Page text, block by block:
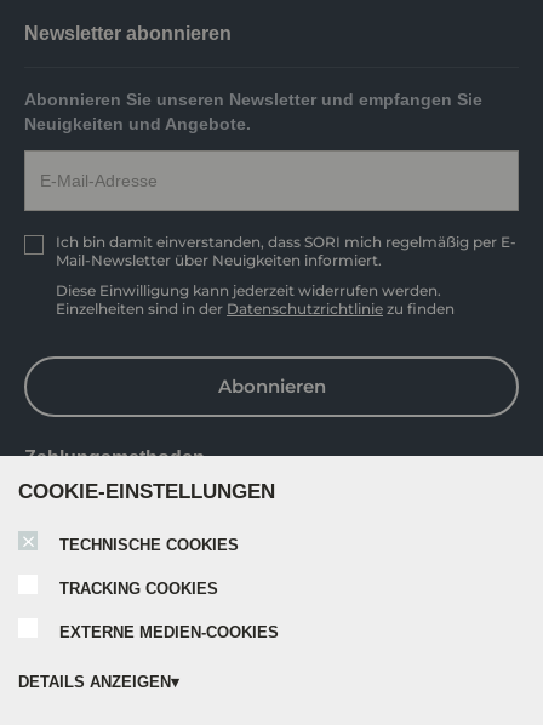
COOKIE-EINSTELLUNGEN
TECHNISCHE COOKIES
TRACKING COOKIES
EXTERNE MEDIEN-COOKIES
DETAILS ANZEIGEN
Newsletter abonnieren
Abonnieren Sie unseren Newsletter und empfangen Sie
Neuigkeiten und Angebote.
Ich bin damit einverstanden, dass SORI mich regelmäßig per E-
Mail-Newsletter über Neuigkeiten informiert.
Diese Einwilligung kann jederzeit widerrufen werden.
Einzelheiten sind in der Datenschutzrichtlinie zu finden
Abonnieren
Zahlungsmethoden